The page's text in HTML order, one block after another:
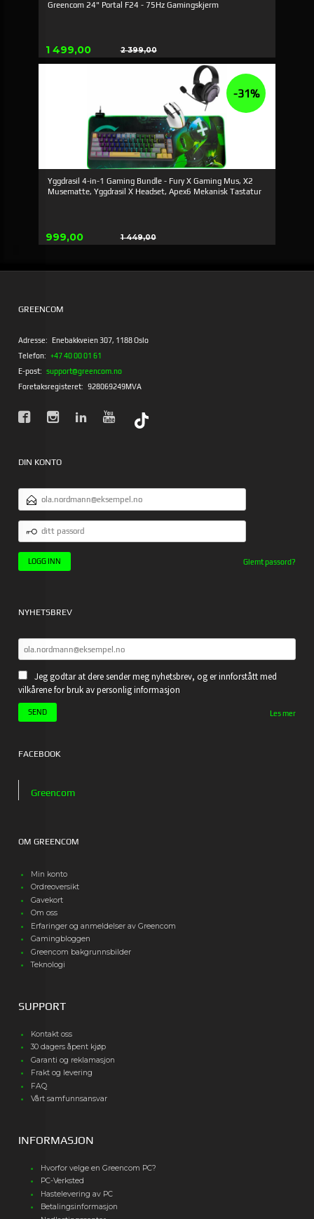
Greencom 24" Portal F24 - 75Hz Gamingskjerm
Tilbud
1 499,00 2 399,00
Rabatt
Yggdrasil 4-in-1 Gaming Bundle - Fury X Gaming Mus, X2
Musematte, Yggdrasil X Headset, Apex6 Mekanisk Tastatur
Tilbud
999,00 1 449,00
Rabatt
-31%
GREENCOM
Adresse: Enebakkveien 307, 1188 Oslo
Telefon: +47 40 00 01 61
E-post: support@greencom.no
Foretaksregisteret: 928069249MVA
DIN KONTO
POSTADRESSE
DITT
PASSORD
Glemt passord?
NYHETSBREV
Jeg godtar at dere sender meg nyhetsbrev, og er innforstått med
vilkårene for bruk av personlig informasjon
Les mer
FACEBOOK
Greencom
OM GREENCOM
Min konto
Ordreoversikt
Gavekort
Om oss
Erfaringer og anmeldelser av Greencom
Gamingbloggen
Greencom bakgrunnsbilder
Teknologi
SUPPORT
Kontakt oss
30 dagers åpent kjøp
Garanti og reklamasjon
Frakt og levering
FAQ
Vårt samfunnsansvar
INFORMASJON
Hvorfor velge en Greencom PC?
PC-Verksted
Hastelevering av PC
Betalingsinformasjon